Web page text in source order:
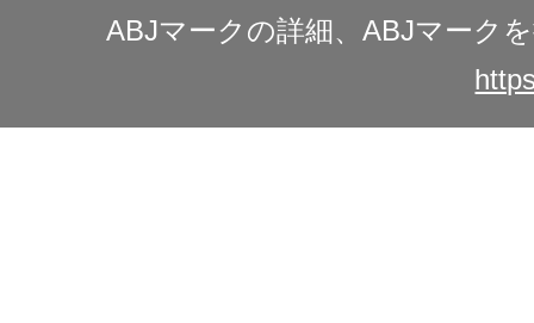
ABJマークの詳細、ABJマーク